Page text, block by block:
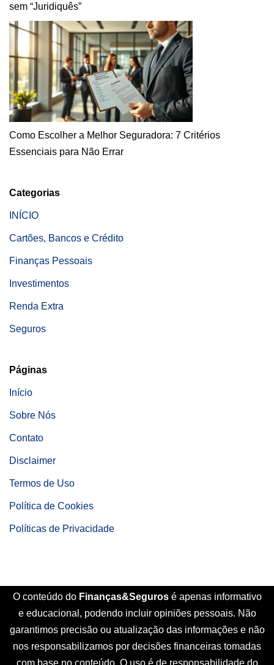
sem “Juridiquês”
Como Escolher a Melhor Seguradora: 7 Critérios
Essenciais para Não Errar
Categorias
INÍCIO
Cartões, Bancos e Crédito
Finanças Pessoais
Investimentos
Renda Extra
Seguros
Páginas
Início
Sobre Nós
Contato
Disclaimer
Termos de Uso
Política de Cookies
Políticas de Privacidade
O conteúdo do Finanças&Seguros é apenas informativo
e educacional, podendo incluir opiniões pessoais. Não
garantimos precisão ou atualização das informações e não
nos responsabilizamos por decisões financeiras tomadas
com base no conteúdo. O uso é de responsabilidade do